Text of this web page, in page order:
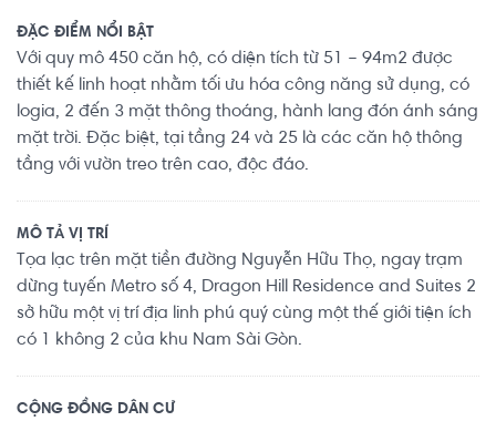
ĐẶC ĐIỂM NỔI BẬT
Với quy mô 450 căn hộ, có diện tích từ 51 – 94m2 được
thiết kế linh hoạt nhằm tối ưu hóa công năng sử dụng, có
logia, 2 đến 3 mặt thông thoáng, hành lang đón ánh sáng
mặt trời. Đặc biệt, tại tầng 24 và 25 là các căn hộ thông
tầng với vườn treo trên cao, độc đáo.
MÔ TẢ VỊ TRÍ
Tọa lạc trên mặt tiền đường Nguyễn Hữu Thọ, ngay trạm
dừng tuyến Metro số 4, Dragon Hill Residence and Suites 2
sở hữu một vị trí địa linh phú quý cùng một thế giới tiện ích
có 1 không 2 của khu Nam Sài Gòn.
CỘNG ĐỒNG DÂN CƯ